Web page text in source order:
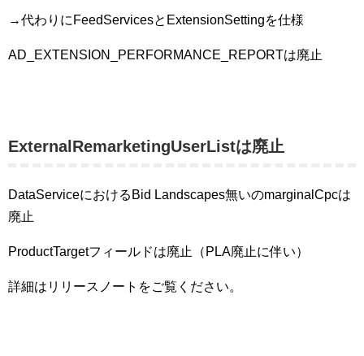
→代わりにFeedServicesとExtensionSettingを仕様
AD_EXTENSION_PERFORMANCE_REPORTは廃止
ExternalRemarketingUserListは廃止
DataServiceにおけるBid Landscapes無いのmarginalCpcは
廃止
ProductTargetフィールドは廃止（PLA廃止に伴い）
詳細はリリースノートをご覧ください。